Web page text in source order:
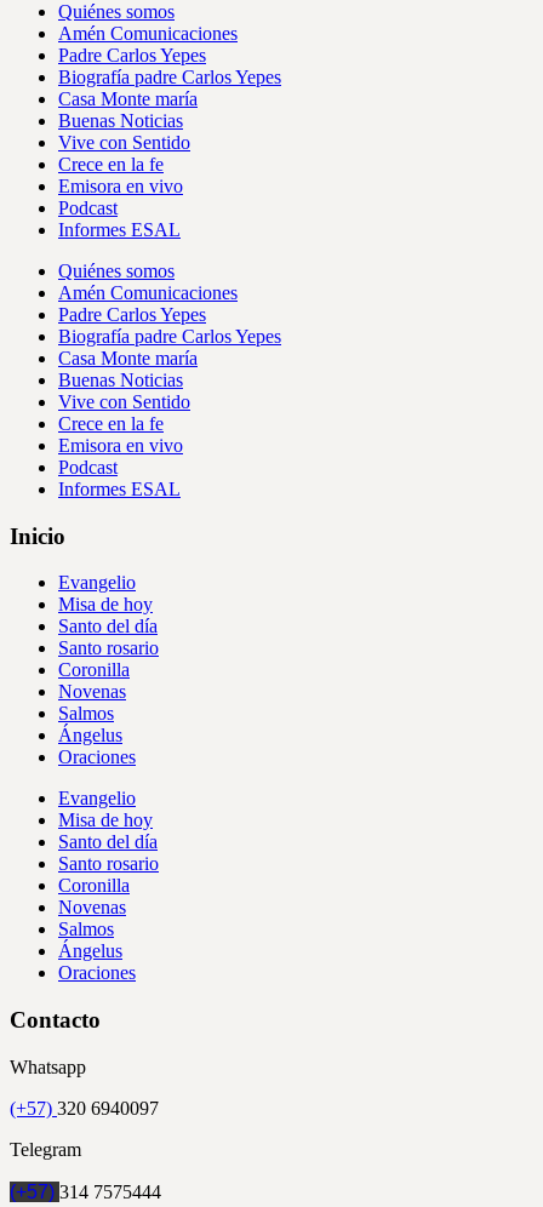
Quiénes somos
Amén Comunicaciones
Padre Carlos Yepes
Biografía padre Carlos Yepes
Casa Monte maría
Buenas Noticias
Vive con Sentido
Crece en la fe
Emisora en vivo
Podcast
Informes ESAL
Quiénes somos
Amén Comunicaciones
Padre Carlos Yepes
Biografía padre Carlos Yepes
Casa Monte maría
Buenas Noticias
Vive con Sentido
Crece en la fe
Emisora en vivo
Podcast
Informes ESAL
Inicio
Evangelio
Misa de hoy
Santo del día
Santo rosario
Coronilla
Novenas
Salmos
Ángelus
Oraciones
Evangelio
Misa de hoy
Santo del día
Santo rosario
Coronilla
Novenas
Salmos
Ángelus
Oraciones
Contacto
Whatsapp
(+57) 320 6940097
Telegram
(+57) 314 7575444